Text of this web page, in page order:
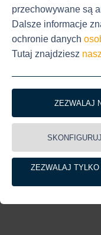
Assembly and
Item number 814697
Assembly
Item number 8248 +
przechowywane są
Dalsze informacje
ochronie danych
Tutaj znajdziesz
ZEZWALAJ
ZEZWALAJ